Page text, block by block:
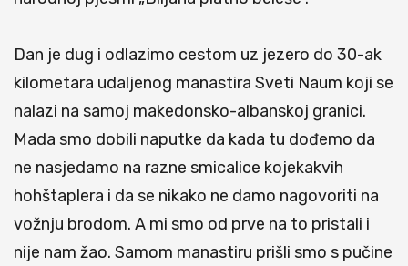
Dan je dug i odlazimo cestom uz jezero do 30-ak
kilometara udaljenog manastira Sveti Naum koji se
nalazi na samoj makedonsko-albanskoj granici.
Mada smo dobili naputke da kada tu dođemo da
ne nasjedamo na razne smicalice kojekakvih
hohštaplera i da se nikako ne damo nagovoriti na
vožnju brodom. A mi smo od prve na to pristali i
nije nam žao. Samom manastiru prišli smo s pučine